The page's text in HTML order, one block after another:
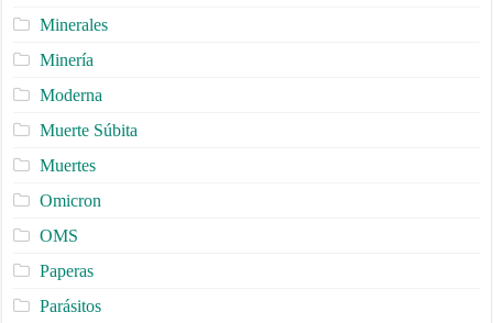
Minerales
Minería
Moderna
Muerte Súbita
Muertes
Omicron
OMS
Paperas
Parásitos